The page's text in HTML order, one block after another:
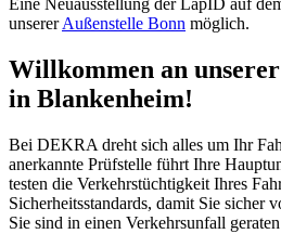
Eine Neuausstellung der LapID auf
unsererAußenstelle Bonn möglich.
Willkommen an
in Blankenheim!
Bei DEKRA dreht sich alles um Ihr
anerkannte Prüfstelle führt Ihre
testen die Verkehrstüchtigkeit Ihres
Sicherheitsstandards, damit Sie sicher
Sie sind in einen Verkehrsunfall